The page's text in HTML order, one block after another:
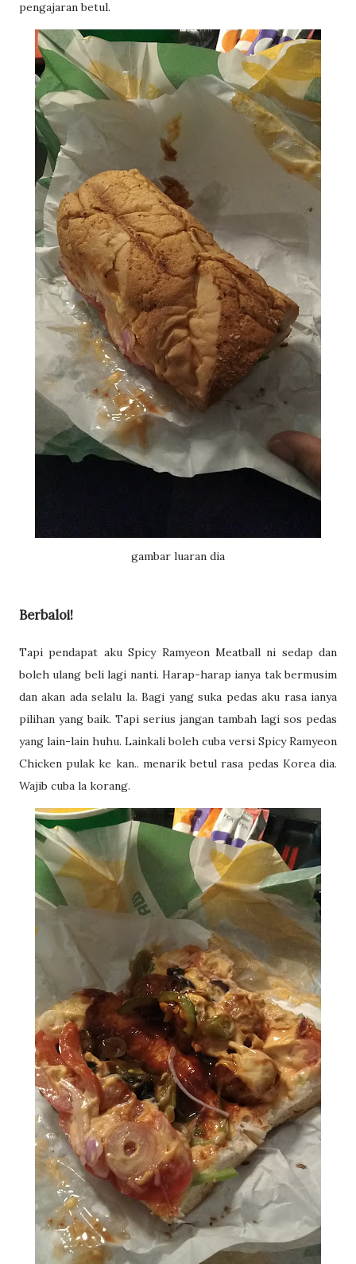
pengajaran betul.
gambar luaran dia
Berbaloi!
Tapi pendapat aku Spicy Ramyeon Meatball ni sedap dan
boleh ulang beli lagi nanti. Harap-harap ianya tak bermusim
dan akan ada selalu la. Bagi yang suka pedas aku rasa ianya
pilihan yang baik. Tapi serius jangan tambah lagi sos pedas
yang lain-lain huhu. Lainkali boleh cuba versi Spicy Ramyeon
Chicken pulak ke kan.. menarik betul rasa pedas Korea dia.
Wajib cuba la korang.